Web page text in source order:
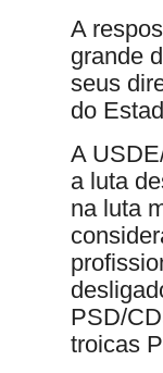
A
grande
seus
do
A
a luta
na luta
PSD/
troicas